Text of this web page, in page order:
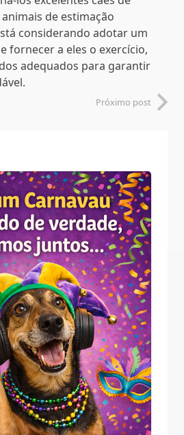
de estimação
considerando adotar um
fornecer a eles o exercício,
adequados para garantir
Próximo post